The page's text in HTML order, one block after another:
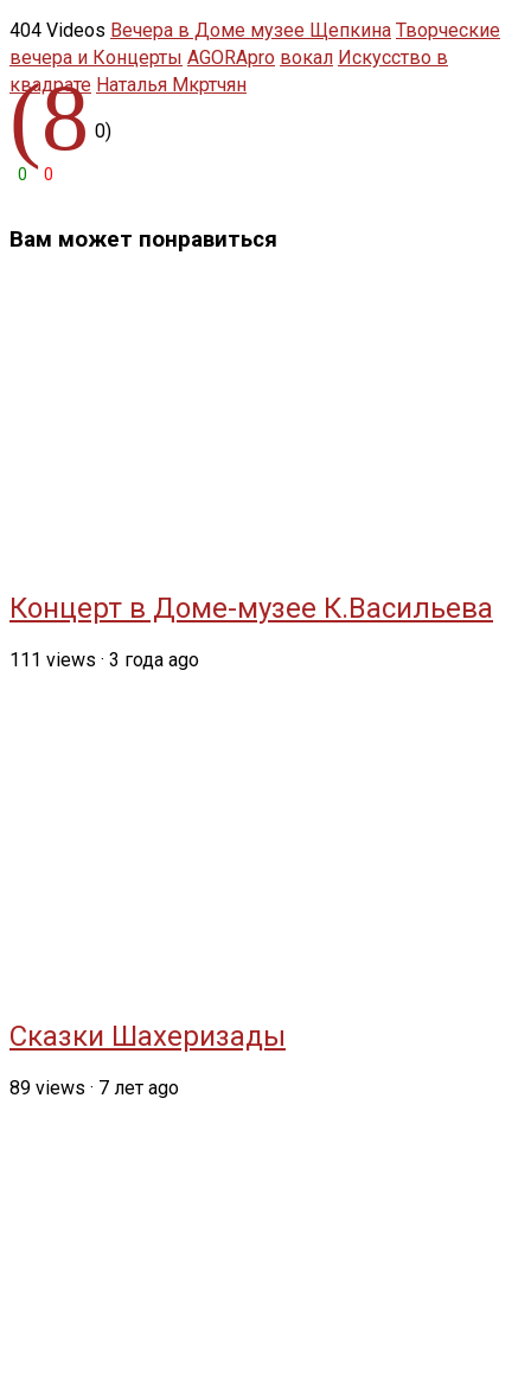
404 Videos Вечера в Доме музее Щепкина Творческие
вечера и Концерты AGORApro вокал Искусство в
квадрате Наталья Мкртчян
(8 0)
0 0
Вам может понравиться
Концерт в Доме-музее К.Васильева
111 views · 3 года ago
Сказки Шахеризады
89 views · 7 лет ago